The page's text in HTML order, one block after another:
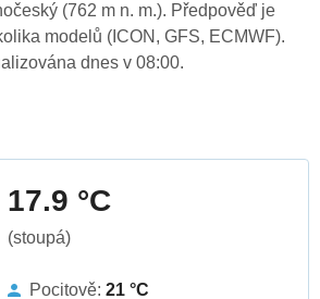
(762 m n. m.). Předpověď je
modelů (ICON, GFS, ECMWF).
dnes v 08:00.
17.9 °C
(stoupá)
Pocitově: 21 °C